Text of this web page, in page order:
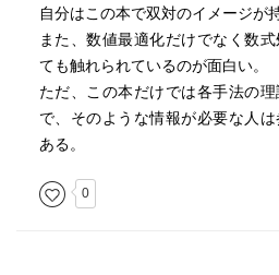
自分はこの本で双対のイメージが
また、数値最適化だけでなく数
ても触れられているのが面白い。
ただ、この本だけでは各手法の
で、そのような情報が必要な人
ある。
0